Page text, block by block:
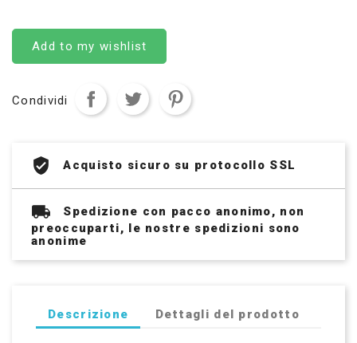
Add to my wishlist
Condividi
Acquisto sicuro su protocollo SSL
Spedizione con pacco anonimo, non
preoccuparti, le nostre spedizioni sono
anonime
Descrizione Dettagli del prodotto